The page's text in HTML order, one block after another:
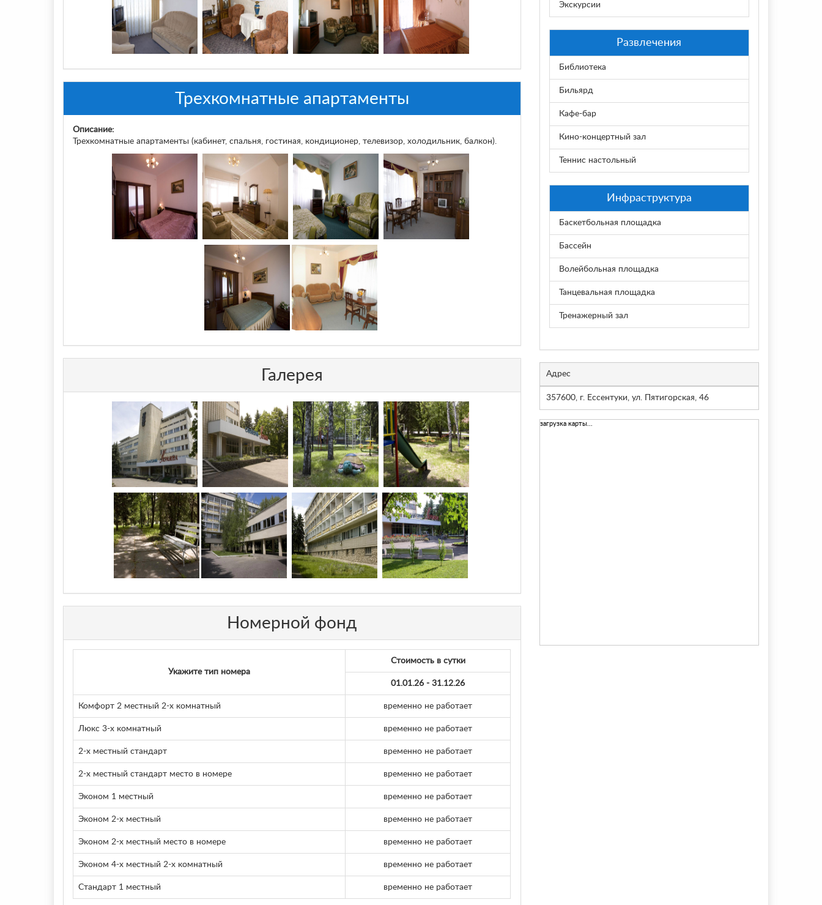
Трехкомнатные апартаменты
Описание:
Трехкомнатные апартаменты (кабинет, спальня, гостиная, кондиционер, телевизор, холодильник, балкон).
Галерея
Номерной фонд
Укажите тип номера
Стоимость в сутки
01.01.26 - 31.12.26
Комфорт 2 местный 2-х комнатный временно не работает
Люкс 3-х комнатный временно не работает
2-х местный стандарт временно не работает
2-х местный стандарт место в номере временно не работает
Эконом 1 местный временно не работает
Эконом 2-х местный временно не работает
Эконом 2-х местный место в номере временно не работает
Эконом 4-х местный 2-х комнатный временно не работает
Стандарт 1 местный временно не работает
Экскурсии
Развлечения
Библиотека
Бильярд
Кафе-бар
Кино-концертный зал
Теннис настольный
Инфраструктура
Баскетбольная площадка
Бассейн
Волейбольная площадка
Танцевальная площадка
Тренажерный зал
Адрес
357600, г. Ессентуки, ул. Пятигорская, 46
загрузка карты...